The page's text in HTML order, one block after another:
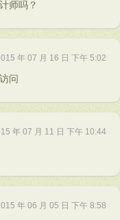
师吗？
年 07 月 16 日 下午 5:02
问
年 07 月 11 日 下午 10:44
年 06 月 05 日 下午 8:58